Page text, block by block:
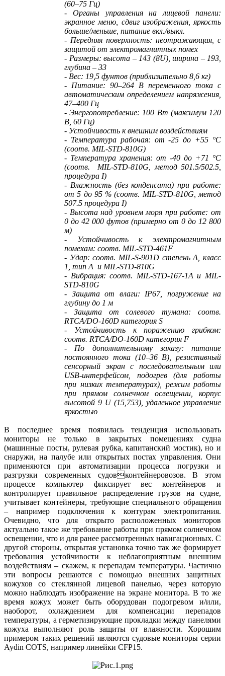
(60–75 Гц)
- Органы управления на лицевой панели:
экранное меню, сдвиг изображения, яркость
больше/меньше, питание вкл./выкл.
- Передняя поверхность: неотражающая, с
защитой от электромагнитных помех
- Размеры: высота – 143 (8U), ширина – 193,
глубина – 33
- Вес: 19,5 фунтов (приблизительно 8,6 кг)
- Питание: 90–264 В переменного тока с
автоматическим определением напряжения,
47–400 Гц
- Энергопотребление: 100 Вт (максимум 120
В, 60 Гц)
- Устойчивость к внешним воздействиям
- Температура рабочая: от -25 до +55 °С
(соотв. MIL-STD-810G)
- Температура хранения: от -40 до +71 °C
(соотв. MIL-STD-810G, метод 501.5/502.5,
процедура I)
- Влажность (без конденсата) при работе:
от 5 до 95 % (соотв. MIL-STD-810G, метод
507.5 процедура I)
- Высота над уровнем моря при работе: от
0 до 42 000 футов (примерно от 0 до 12 800
м)
- Устойчивость к электромагнитным
помехам: соотв. MIL-STD-461F
- Удар: соотв. MIL-S-901D степень A, класс
1, тип A и MIL-STD-810G
- Вибрация: соотв. MIL-STD-167-1A и MIL-
STD-810G
- Защита от влаги: IP67, погружение на
глубину до 1 м
- Защита от солевого тумана: соотв.
RTCA/DO-160D категория S
- Устойчивость к поражению грибком:
соотв. RTCA/DO-160D категория F
- По дополнительному заказу: питание
постоянного тока (10–36 В), резистивный
сенсорный экран с последовательным или
USB-интерфейсом, подогрев (для работы
при низких температурах), режим работы
при прямом солнечном освещении, корпус
высотой 9 U (15,753), удаленное управление
яркостью
В последнее время появилась тенденция использовать
мониторы не только в закрытых помещениях судна
(машинные посты, рулевая рубка, капитанский мостик), но и
снаружи, на палубе или открытых постах управления. Они
применяются при автоматизации процесса погрузки и
разгрузки современных судовконтейнеровозов. В этом
процессе компьютер фиксирует вес контейнеров и
контролирует правильное распределение грузов на судне,
учитывает контейнеры, требующие специального обращения
– например подключения к контурам электропитания.
Очевидно, что для открыто расположенных мониторов
актуально такое же требование работы при прямом солнечном
освещении, что и для ранее рассмотренных навигационных. С
другой стороны, открытая установка точно так же формирует
требования устойчивости к неблагоприятным внешним
воздействиям – скажем, к перепадам температуры. Частично
эти вопросы решаются с помощью внешних защитных
кожухов со стеклянной лицевой панелью, через которую
можно наблюдать изображение на экране монитора. В то же
время кожух может быть оборудован подогревом и/или,
наоборот, охлаждением для компенсации перепадов
температуры, а герметизирующие прокладки между панелями
кожуха выполняют роль защиты от влажности. Хорошим
примером таких решений являются судовые мониторы серии
Aydin COTS, например линейки CFP15.